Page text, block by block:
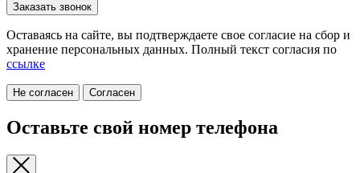
Заказать звонок
Оставаясь на сайте, вы подтверждаете свое согласие на cбор и
хранение персональных данных. Полный текст согласия по
ссылке
Не согласен Согласен
Оставьте свой номер телефона